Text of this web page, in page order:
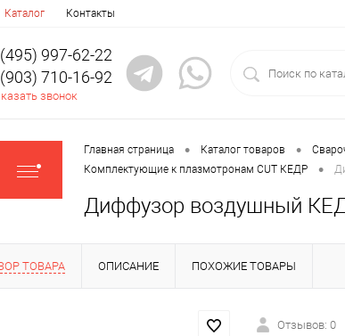
Каталог Контакты
997-62-22
710-16-92
звонок
Главная страница • Каталог товаров •
Комплектующие к плазмотронам CUT КЕДР •
Диффузор воздушный
ТОВАРА ОПИСАНИЕ ПОХОЖИЕ ТОВАРЫ
Отзывов: 0